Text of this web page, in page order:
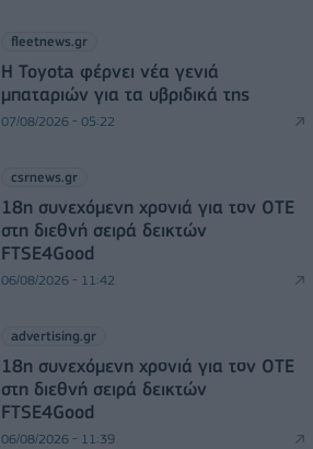
fleetnews.gr
Η Toyota φέρνει νέα γενιά
μπαταριών για τα υβριδικά της
07/08/2026 - 05:22
csrnews.gr
18η συνεχόμενη χρονιά για τον ΟΤΕ
στη διεθνή σειρά δεικτών
FTSE4Good
06/08/2026 - 11:42
advertising.gr
18η συνεχόμενη χρονιά για τον ΟΤΕ
στη διεθνή σειρά δεικτών
FTSE4Good
06/08/2026 - 11:39